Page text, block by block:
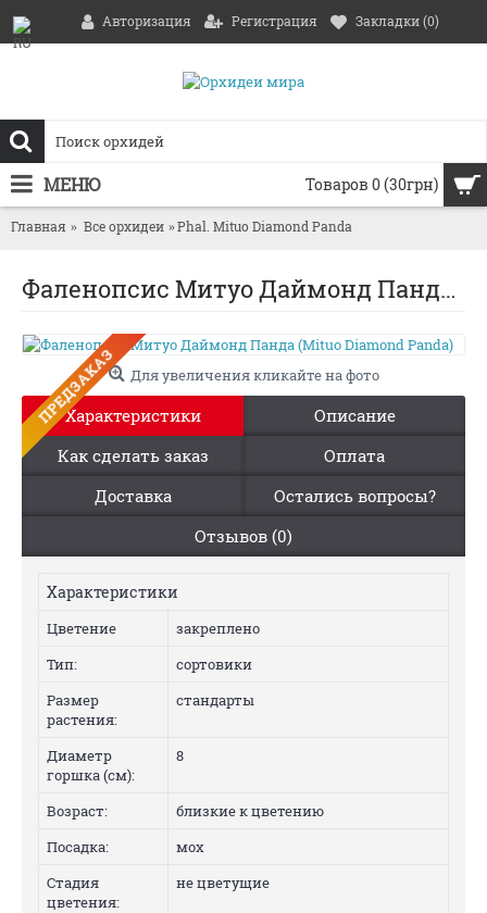
Авторизация Регистрация Закладки (0)
Товаров 0 (30грн)
МЕНЮ
Главная Все орхидеи Phal. Mituo Diamond Panda
Фаленопсис Митуо Даймонд Панда (Mituo Diamond Panda)
ПРЕДЗАКАЗ Для увеличения кликайте на фото
Характеристики
Описание
Как сделать заказ
Оплата
Доставка
Остались вопросы?
Отзывов (0)
Характеристики
Цветение
закреплено
Тип:
сортовики
Размер
растения:
стандарты
Диаметр
горшка (см):
8
Возраст:
близкие к цветению
Посадка:
мох
Стадия
цветения:
не цветущие